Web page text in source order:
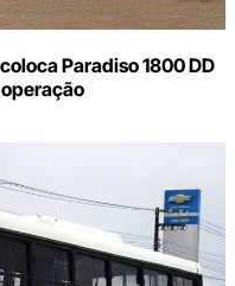
Paradiso 1800 DD